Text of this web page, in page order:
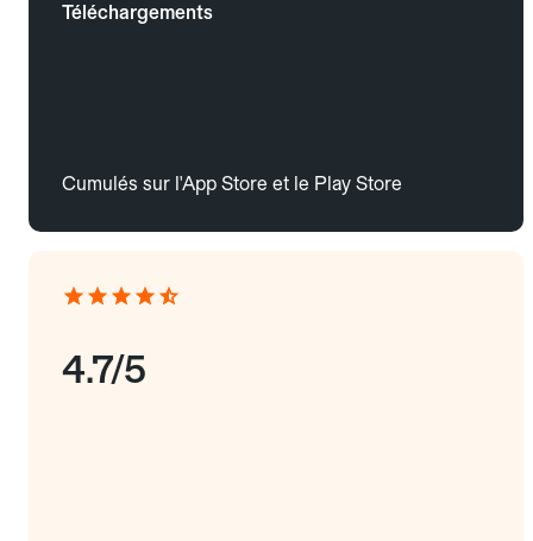
Téléchargements
Cumulés sur l'App Store et le Play Store
4.7/5